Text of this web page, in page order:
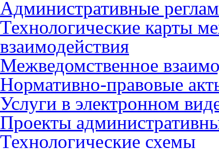
Административные
Технологические карты
взаимодействия
Межведомственное
Нормативно-правовые
Услуги в электронном
Проекты
Технологические схемы